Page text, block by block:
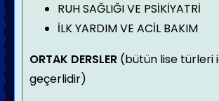
RUH SAĞLIĞI VE PSİKİYATRİ
İLK YARDIM VE ACİL BAKIM
ORTAK DERSLER (bütün lise türleri
geçerlidir)